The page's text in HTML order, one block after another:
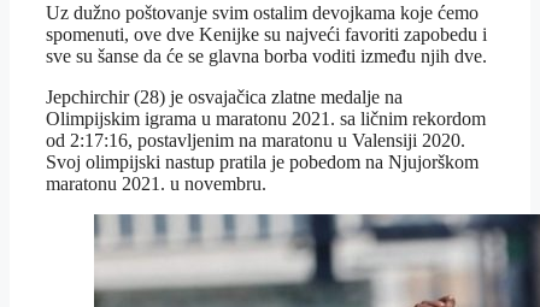
Uz dužno poštovanje svim ostalim devojkama koje ćemo
spomenuti, ove dve Kenijke su najveći favoriti zapobedu i
sve su šanse da će se glavna borba voditi između njih dve.
Jepchirchir (28) je osvajačica zlatne medalje na
Olimpijskim igrama u maratonu 2021. sa ličnim rekordom
od 2:17:16, postavljenim na maratonu u Valensiji 2020.
Svoj olimpijski nastup pratila je pobedom na Njujorškom
maratonu 2021. u novembru.